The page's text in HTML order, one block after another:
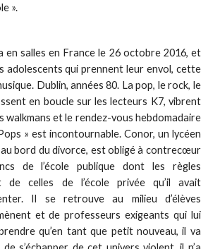
».
salles en France le 26 octobre 2016, et
adolescents qui prennent leur envol, cette
Dublin, années 80. La pop, le rock, le
en boucle sur les lecteurs K7, vibrent
walkmans et le rendez-vous hebdomadaire
» est incontournable. Conor, un lycéen
bord du divorce, est obligé à contrecœur
de l’école publique dont les règles
de celles de l’école privée qu’il avait
Il se retrouve au milieu d’élèves
et de professeurs exigeants qui lui
qu’en tant que petit nouveau, il va